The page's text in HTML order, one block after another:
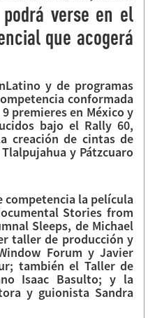
verse en el
que acogerá
y de programas
conformada
premieres en México y
bajo el Rally 60,
creación de cintas de
y Pátzcuaro
competencia la película
Stories from
Sleeps, de Michael
taller de producción y
Forum y Javier
también el Taller de
Isaac Basulto; y la
y guionista Sandra